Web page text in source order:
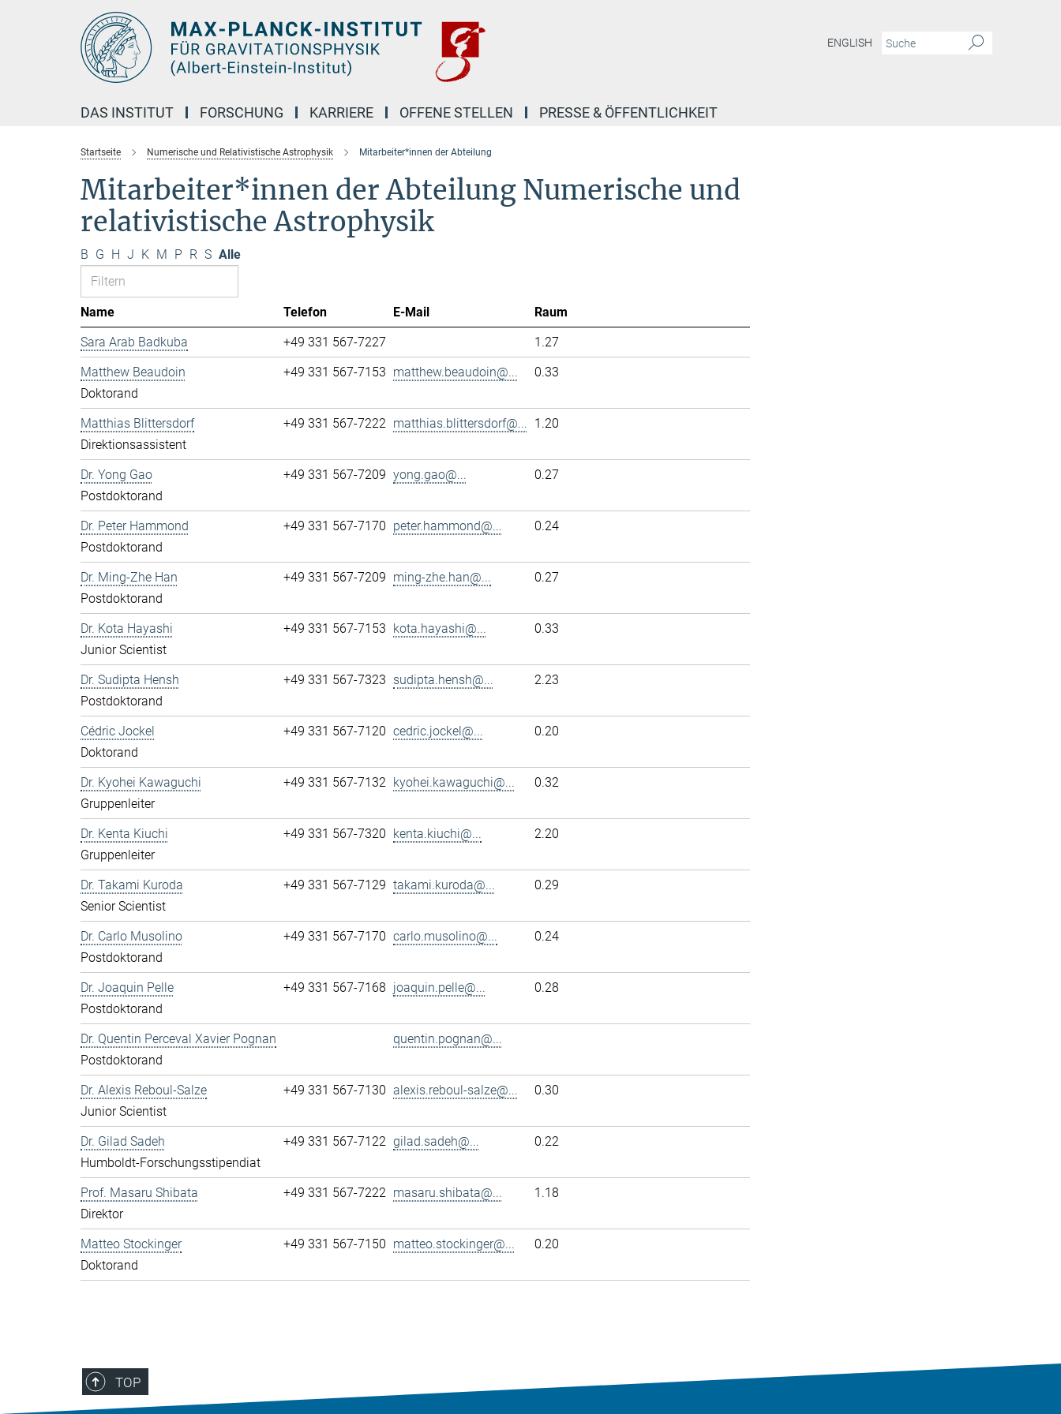
ENGLISH
DAS INSTITUT FORSCHUNG KARRIERE OFFENE STELLEN PRESSE & ÖFFENTLICHKEIT
Startseite Numerische und Relativistische Astrophysik Mitarbeiter*innen der Abteilung
Mitarbeiter*innen der Abteilung Numerische und
relativistische Astrophysik
B G H J K M P R S Alle
Name Telefon E-Mail
Raum
Sara Arab Badkuba
+49 331 567-7227
1.27
Matthew Beaudoin
Doktorand
+49 331 567-7153 matthew.beaudoin@... 0.33
Matthias Blittersdorf
Direktionsassistent
+49 331 567-7222 matthias.blittersdorf@... 1.20
Dr. Yong Gao
Postdoktorand
+49 331 567-7209 yong.gao@... 0.27
Dr. Peter Hammond
Postdoktorand
+49 331 567-7170 peter.hammond@... 0.24
Dr. Ming-Zhe Han
Postdoktorand
+49 331 567-7209 ming-zhe.han@... 0.27
Dr. Kota Hayashi
Junior Scientist
+49 331 567-7153 kota.hayashi@... 0.33
Dr. Sudipta Hensh
Postdoktorand
+49 331 567-7323 sudipta.hensh@... 2.23
Cédric Jockel
Doktorand
+49 331 567-7120 cedric.jockel@... 0.20
Dr. Kyohei Kawaguchi
Gruppenleiter
+49 331 567-7132 kyohei.kawaguchi@... 0.32
Dr. Kenta Kiuchi
Gruppenleiter
+49 331 567-7320 kenta.kiuchi@... 2.20
Dr. Takami Kuroda
Senior Scientist
+49 331 567-7129 takami.kuroda@... 0.29
Dr. Carlo Musolino
Postdoktorand
+49 331 567-7170 carlo.musolino@... 0.24
Dr. Joaquin Pelle
Postdoktorand
+49 331 567-7168 joaquin.pelle@... 0.28
Dr. Quentin Perceval Xavier Pognan
Postdoktorand
quentin.pognan@...
Dr. Alexis Reboul-Salze
Junior Scientist
+49 331 567-7130 alexis.reboul-salze@... 0.30
Dr. Gilad Sadeh
Humboldt-Forschungsstipendiat
+49 331 567-7122 gilad.sadeh@... 0.22
Prof. Masaru Shibata
Direktor
+49 331 567-7222 masaru.shibata@... 1.18
Matteo Stockinger
Doktorand
+49 331 567-7150 matteo.stockinger@... 0.20
TOP